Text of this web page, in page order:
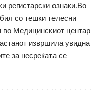
регистарски ознаки.Во
со тешки телесни
во Медицинскиот центар
извршила увидна
за несреќата се